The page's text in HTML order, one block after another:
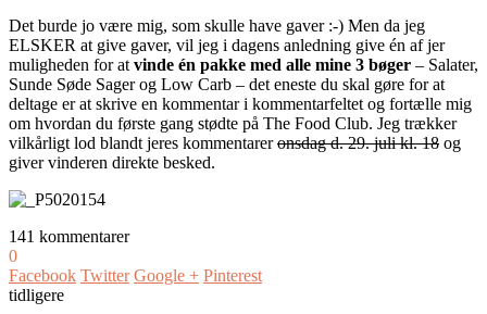
Det burde jo være mig, som skulle have gaver :-) Men da jeg
ELSKER at give gaver, vil jeg i dagens anledning give én af jer
muligheden for at vinde én pakke med alle mine 3 bøger – Salater,
Sunde Søde Sager og Low Carb – det eneste du skal gøre for at
deltage er at skrive en kommentar i kommentarfeltet og fortælle mig
om hvordan du første gang stødte på The Food Club. Jeg trækker
vilkårligt lod blandt jeres kommentareronsdag d. 29. juli kl. 18 og
giver vinderen direkte besked.
141 kommentarer
0
Facebook Twitter Google + Pinterest
tidligere